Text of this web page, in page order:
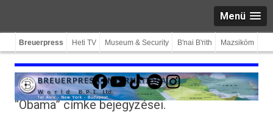
Menü
Breuerpress Heti TV Museum & Security B'nai B'rith Mazsiköm
Facebook
YouTube
TikTokSpotifyInstagram
“Obama”címke bejegyzései.